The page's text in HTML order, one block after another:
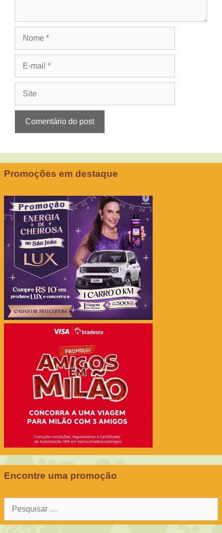
Promoções em destaque
Encontre uma promoção
Pesquisar